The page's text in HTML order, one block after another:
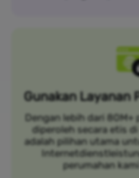
Gunakan Layanan
Dengan lebih dari 80M+
diperoleh secara etis
adalah pilihan utama
perumahan